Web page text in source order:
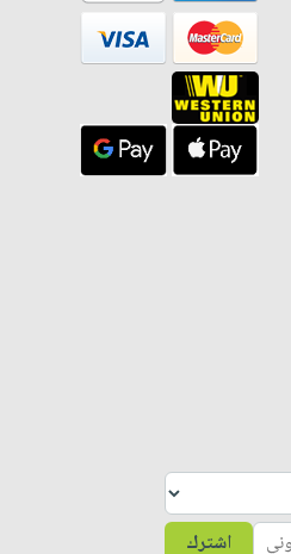
اشترك